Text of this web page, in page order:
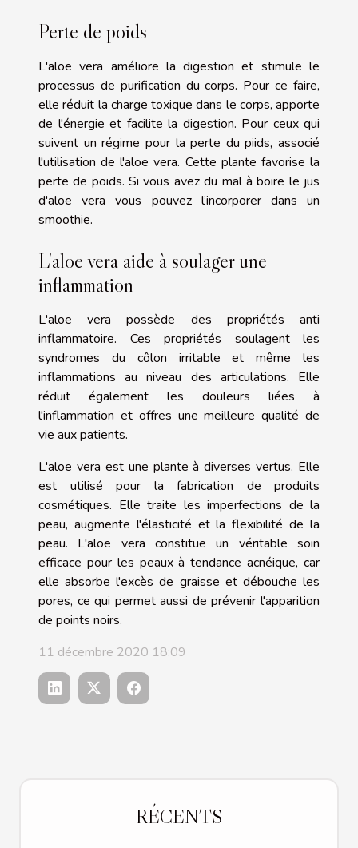
Perte de poids
L'aloe vera améliore la digestion et stimule le
processus de purification du corps. Pour ce faire,
elle réduit la charge toxique dans le corps, apporte
de l'énergie et facilite la digestion. Pour ceux qui
suivent un régime pour la perte du piids, associé
l'utilisation de l'aloe vera. Cette plante favorise la
perte de poids. Si vous avez du mal à boire le jus
d'aloe vera vous pouvez l’incorporer dans un
smoothie.
L'aloe vera aide à soulager une
inflammation
L'aloe vera possède des propriétés anti
inflammatoire. Ces propriétés soulagent les
syndromes du côlon irritable et même les
inflammations au niveau des articulations. Elle
réduit également les douleurs liées à
l'inflammation et offres une meilleure qualité de
vie aux patients.
L'aloe vera est une plante à diverses vertus. Elle
est utilisé pour la fabrication de produits
cosmétiques. Elle traite les imperfections de la
peau, augmente l'élasticité et la flexibilité de la
peau. L'aloe vera constitue un véritable soin
efficace pour les peaux à tendance acnéique, car
elle absorbe l'excès de graisse et débouche les
pores, ce qui permet aussi de prévenir l'apparition
de points noirs.
11 décembre 2020 18:09
RÉCENTS